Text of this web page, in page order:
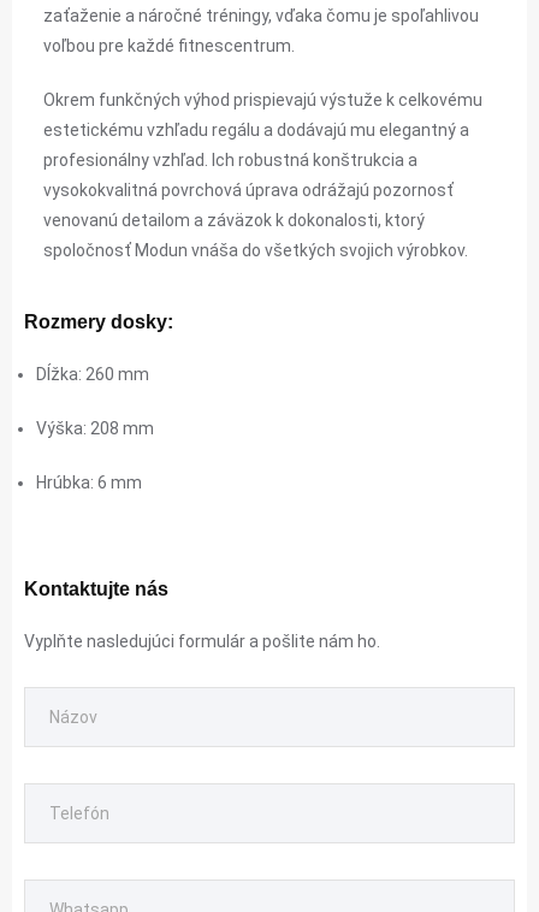
zaťaženie a náročné tréningy, vďaka čomu je spoľahlivou
voľbou pre každé fitnescentrum.
Okrem funkčných výhod prispievajú výstuže k celkovému
estetickému vzhľadu regálu a dodávajú mu elegantný a
profesionálny vzhľad. Ich robustná konštrukcia a
vysokokvalitná povrchová úprava odrážajú pozornosť
venovanú detailom a záväzok k dokonalosti, ktorý
spoločnosť Modun vnáša do všetkých svojich výrobkov.
Rozmery dosky:
Dĺžka: 260 mm
Výška: 208 mm
Hrúbka: 6 mm
Kontaktujte nás
Vyplňte nasledujúci formulár a pošlite nám ho.